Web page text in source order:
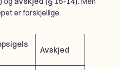
er forskjellige.
Avskjed